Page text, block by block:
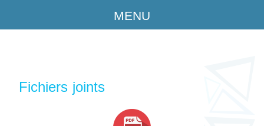
MENU
Fichiers joints